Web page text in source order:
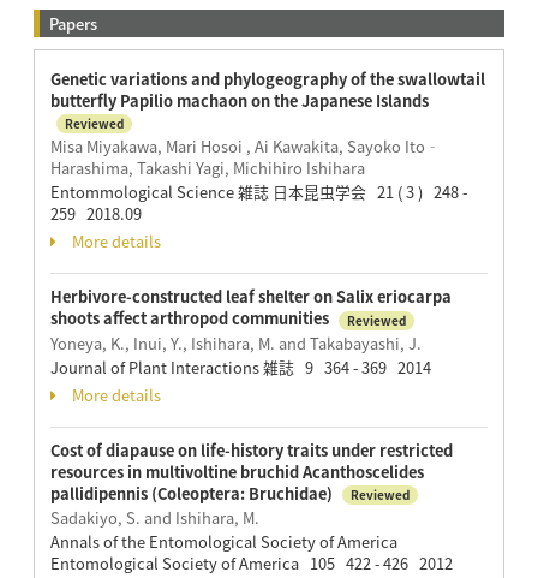
Papers
Genetic variations and phylogeography of the swallowtail
butterfly Papilio machaon on the Japanese Islands
Reviewed
Misa Miyakawa, Mari Hosoi , Ai Kawakita, Sayoko Ito‐
Harashima, Takashi Yagi, Michihiro Ishihara
Entommological Science 雑誌 日本昆虫学会 21 ( 3 ) 248 -
259 2018.09
More details
Herbivore-constructed leaf shelter on Salix eriocarpa
shoots affect arthropod communities
Reviewed
Yoneya, K., Inui, Y., Ishihara, M. and Takabayashi, J.
Journal of Plant Interactions 雑誌 9 364 - 369 2014
More details
Cost of diapause on life-history traits under restricted
resources in multivoltine bruchid Acanthoscelides
pallidipennis (Coleoptera: Bruchidae)
Reviewed
Sadakiyo, S. and Ishihara, M.
Annals of the Entomological Society of America
Entomological Society of America 105 422 - 426 2012